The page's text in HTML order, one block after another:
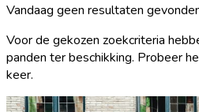
Vandaag geen resultaten
Voor de gekozen zoekcriteria
panden ter beschikking. Probeer
keer.